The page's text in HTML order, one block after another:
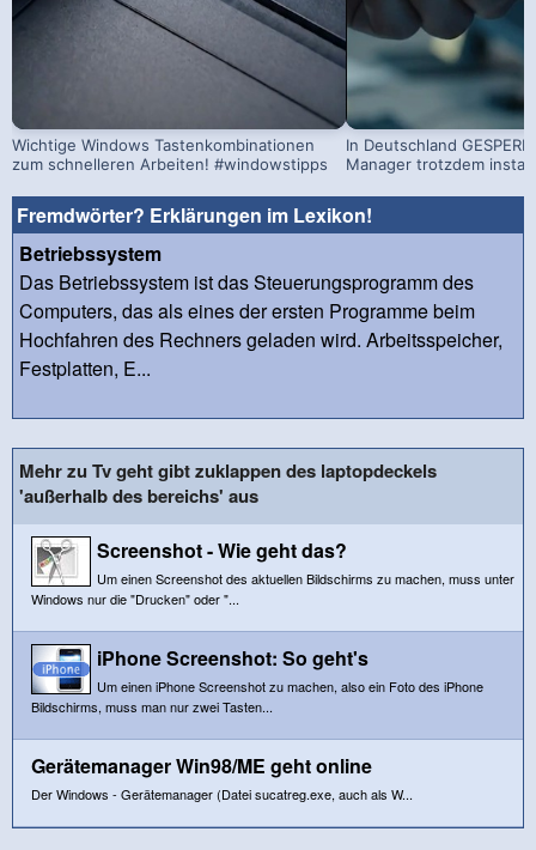
Wichtige Windows Tastenkombinationen
zum schnelleren Arbeiten! #windowstipps
In Deutschland
Manager trotzdem
Fremdwörter? Erklärungen im Lexikon!
Betriebssystem
Das Betriebssystem ist das Steuerungsprogramm des
Computers, das als eines der ersten Programme beim
Hochfahren des Rechners geladen wird. Arbeitsspeicher,
Festplatten, E...
Mehr zu Tv geht gibt zuklappen des laptopdeckels
'außerhalb des bereichs' aus
Screenshot - Wie geht das?
Um einen Screenshot des aktuellen Bildschirms zu machen, muss unter
Windows nur die "Drucken" oder "...
iPhone Screenshot: So geht's
Um einen iPhone Screenshot zu machen, also ein Foto des iPhone
Bildschirms, muss man nur zwei Tasten...
Gerätemanager Win98/ME geht online
Der Windows - Gerätemanager (Datei sucatreg.exe, auch als W...